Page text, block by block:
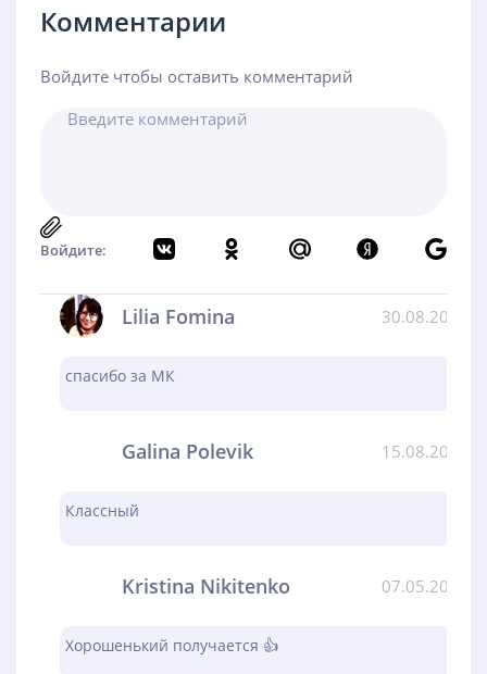
Комментарии
Войдите чтобы оставить комментарий
Войдите:
Lilia Fomina 30.08.2024
спасибо за МК
Galina Polevik 15.08.2024
Классный
Kristina Nikitenko 07.05.2024
Хорошенький получается 👍